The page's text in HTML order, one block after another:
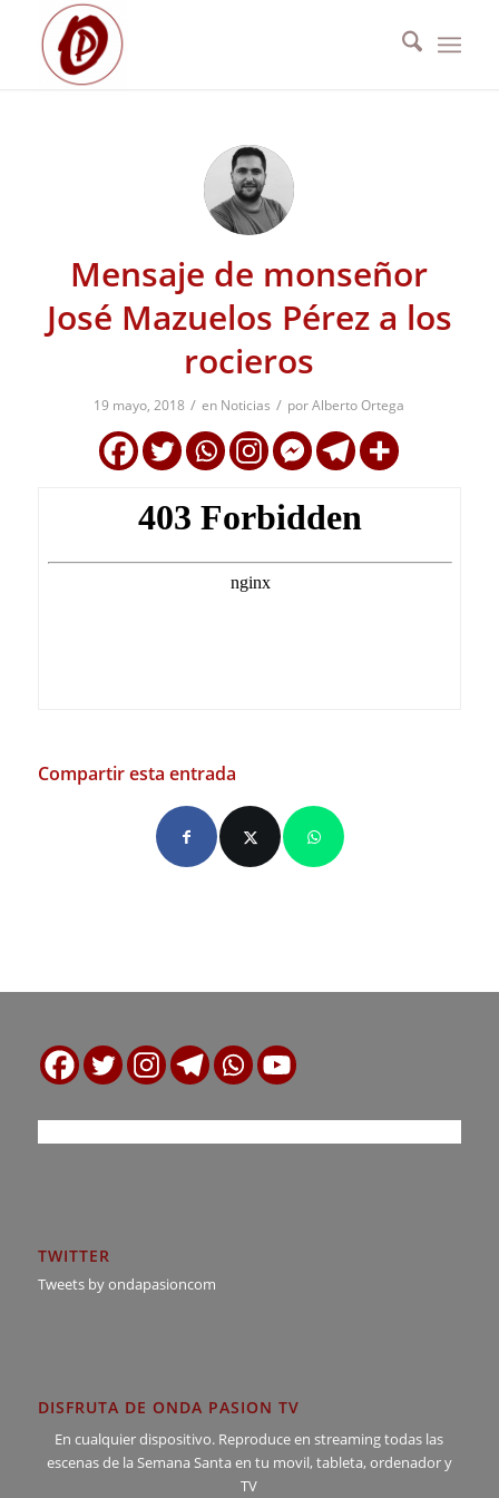
Mensaje de monseñor
José Mazuelos Pérez a los
rocieros
19 mayo, 2018 / en Noticias / porAlberto Ortega
Compartir esta entrada
TWITTER
Tweets by ondapasioncom
DISFRUTA DE ONDA PASION TV
En cualquier dispositivo. Reproduce en streaming todas las
escenas de la Semana Santa en tu movil, tableta, ordenador y
TV